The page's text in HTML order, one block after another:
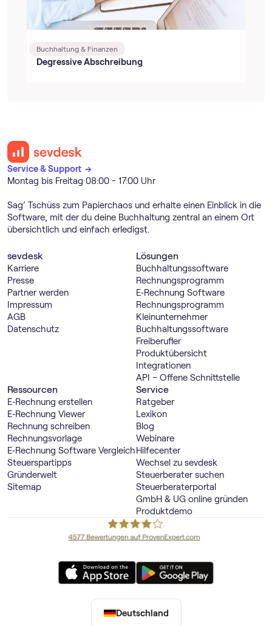
Buchhaltung & Finanzen
Degressive Abschreibung
Service & Support →
Montag bis Freitag 08:00 - 17:00 Uhr
Sag’ Tschüss zum Papierchaos und erhalte einen Einblick in die
Software, mit der du deine Buchhaltung zentral an einem Ort
übersichtlich und einfach erledigst.
sevdesk
Karriere
Presse
Partner werden
Impressum
AGB
Datenschutz
Lösungen
Buch­haltungs­software
Rechnungs­programm
E‑Rechnung Software
Rechnungs­programm
Kleinunternehmer
Buch­haltungs­software
Freiberufler
Produktübersicht
Integrationen
API – Offene Schnittstelle
Ressourcen
E‑Rechnung erstellen
E‑Rechnung Viewer
Rechnung schreiben
Rechnungsvorlage
E‑Rechnung Software Vergleich
Steuerspartipps
Gründerwelt
Sitemap
Service
Ratgeber
Lexikon
Blog
Webinare
Hilfecenter
Wechsel zu sevdesk
Steuerberater suchen
Steuerberaterportal
GmbH & UG online gründen
Produktdemo
Deutschland